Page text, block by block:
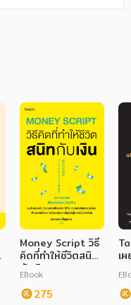
Money Script วิธี
คิดที่ทำให้ชีวิตสนิท
กับเงิน
EBook
275
เ
ค
ต